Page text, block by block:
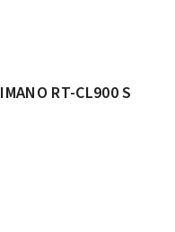
RT-CL900 S